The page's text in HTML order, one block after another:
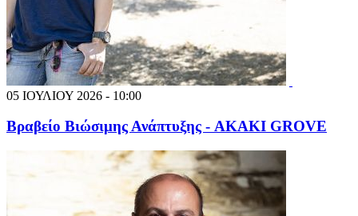
05 ΙΟΥΛΙΟΥ 2026 - 10:00
Βραβείο Βιώσιμης Ανάπτυξης - AKAKI GROVE